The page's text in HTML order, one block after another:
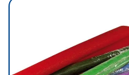
Indústria de papel crepom